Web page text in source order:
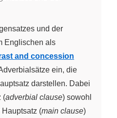
und der
Englischen als
and concession
ein, die
darstellen. Dabei
(adverbial clause) sowohl
(main clause)